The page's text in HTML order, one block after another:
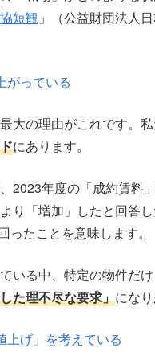
短観 」（公益財団法人
がっている
大の理由がこれです。
にあります。
2023年度の「成約賃料
り「増加」したと回答
たことを意味します。
いる中、特定の物件だ
た理不尽な要求」にな
上げ」を考えている